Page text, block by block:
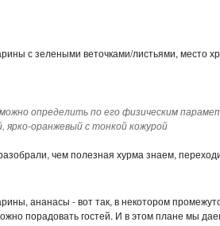
с зелеными веточками/листьями, место
определить по его физическим
ярко-оранжевый с тонкой кожурой
чем полезная хурма знаем,
ананасы - вот так, в некотором
порадовать гостей. И в этом плане мы